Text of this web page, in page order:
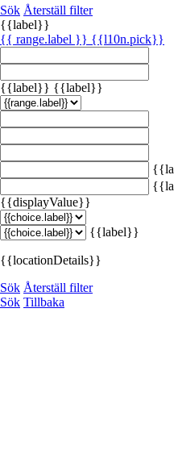
Sök Återställ filter
{{label}}
{{ range.label }} {{l10n.pick}}
{{label}} {{label}}
{{displayValue}}
{{label}}
{{locationDetails}}
Sök Återställ filter
Sök Tillbaka